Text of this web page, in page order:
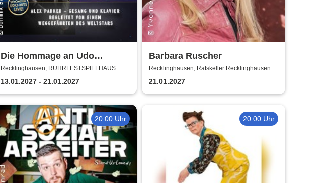
Die Hommage an Udo
Jürgens - Das Konzert mit
Alex Parker
Recklinghausen, RUHRFESTSPIELHAUS
13.01.2027 - 21.01.2027
Barbara Ruscher
Recklinghausen, Ratskeller Recklinghausen
21.01.2027
20:00 Uhr 20:00 Uhr